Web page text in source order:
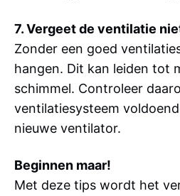
7. Vergeet de ventilatie
Zonder een goed
hangen. Dit kan leiden tot
schimmel. Controleer
ventilatiesysteem
nieuwe ventilator.
Beginnen maar!
Met deze tips wordt het